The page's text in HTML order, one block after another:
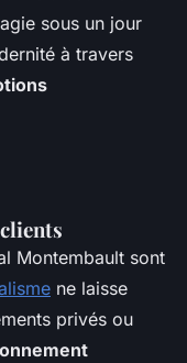
sous un jour
à travers
Montembault sont
ne laisse
privés ou